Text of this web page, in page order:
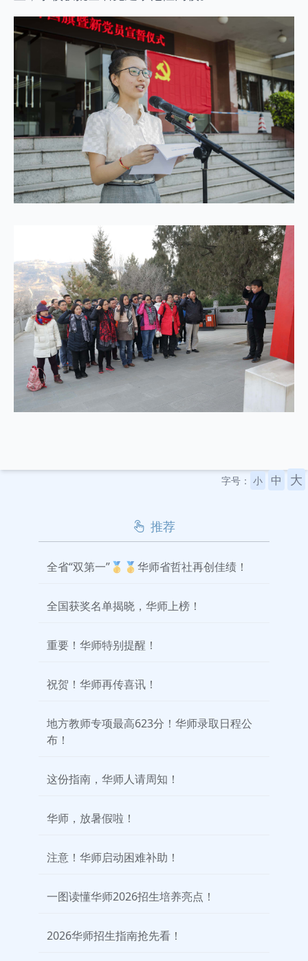
字号： 小 中 大
推荐
全省“双第一”🥇🥇华师省哲社再创佳绩！
全国获奖名单揭晓，华师上榜！
重要！华师特别提醒！
祝贺！华师再传喜讯！
地方教师专项最高623分！华师录取日程公
布！
这份指南，华师人请周知！
华师，放暑假啦！
注意！华师启动困难补助！
一图读懂华师2026招生培养亮点！
2026华师招生指南抢先看！